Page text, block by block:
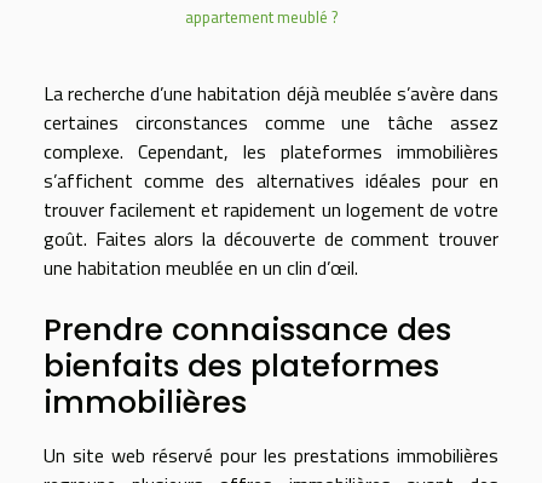
appartement meublé ?
La recherche d’une habitation déjà meublée s’avère dans
certaines circonstances comme une tâche assez
complexe. Cependant, les plateformes immobilières
s’affichent comme des alternatives idéales pour en
trouver facilement et rapidement un logement de votre
goût. Faites alors la découverte de comment trouver
une habitation meublée en un clin d’œil.
Prendre connaissance des
bienfaits des plateformes
immobilières
Un site web réservé pour les prestations immobilières